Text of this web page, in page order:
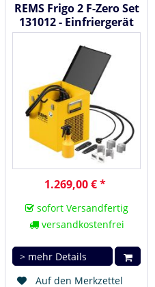
REMS Frigo 2 F-Zero Set
131012 - Einfriergerät
1.269,00 € *
sofort Versandfertig
versandkostenfrei
> mehr Details
Auf den Merkzettel